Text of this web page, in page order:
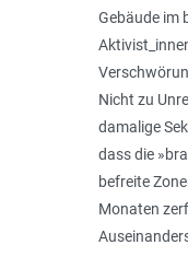
Gebäude im
Nicht zu
damalige
dass die
befreite
Monaten